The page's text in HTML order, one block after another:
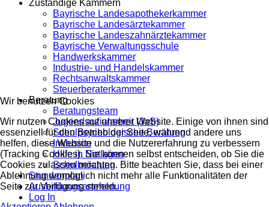
Zuständige Kammern
Bayrische Landesapothekerkammer
Bayrische Landesärztekammer
Bayrische Landeszahnärztekammer
Bayrische Verwaltungsschule
Handwerkskammer
Industrie- und Handelskammer
Rechtsanwaltskammer
Steuerberaterkammer
Beratung
Beratungsteam
Jugendsozialarbeit (JaS)
Schulpsychologische Beratung
Inklusion
Hilfe in Notlagen
Schulberatung
Stundenplan
Ausbildungsanmeldung
Log In
Wir benutzen Cookies
Wir nutzen Cookies auf unserer Website. Einige von ihnen sind
essenziell für den Betrieb der Seite, während andere uns
helfen, diese Website und die Nutzererfahrung zu verbessern
(Tracking Cookies). Sie können selbst entscheiden, ob Sie die
Cookies zulassen möchten. Bitte beachten Sie, dass bei einer
Ablehnung womöglich nicht mehr alle Funktionalitäten der
Seite zur Verfügung stehen.